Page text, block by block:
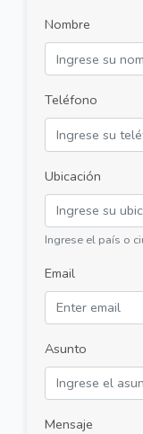
Nombre
Teléfono
Ubicación
Ingrese el país o
Email
Asunto
Mensaje